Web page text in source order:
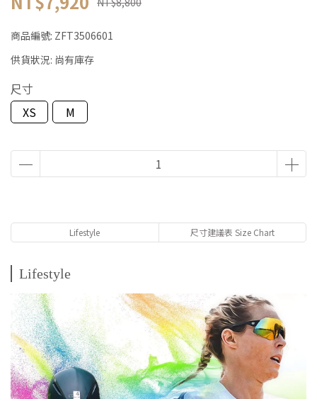
商品編號: ZFT3506601
供貨狀況: 尚有庫存
尺寸
XS
M
Lifestyle 尺寸建議表 Size Chart
Lifestyle